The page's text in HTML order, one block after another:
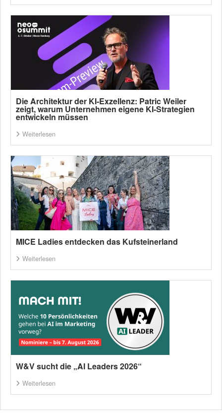
Die Architektur der KI-Exzellenz: Patric Weiler
zeigt, warum Unternehmen eigene KI-Strategien
entwickeln müssen
Weiterlesen
MICE Ladies entdecken das Kufsteinerland
Weiterlesen
W&V sucht die „AI Leaders 2026“
Weiterlesen